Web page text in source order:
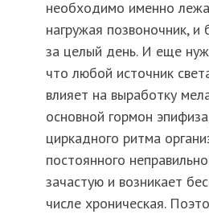
необходимо именно
нагружая позвоночник, и
за целый день. И еще
что любой источник
влияет на выработку
основной гормон
циркадного ритма
постоянного
зачастую и возникает
числе хроническая.